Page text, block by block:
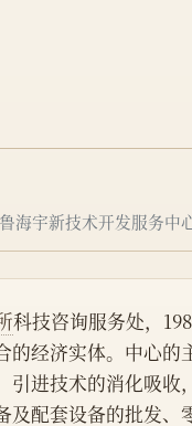
海宇新技术开发服务中
科技咨询服务处，
经济实体。中心的
进技术的消化吸
配套设备的批发、